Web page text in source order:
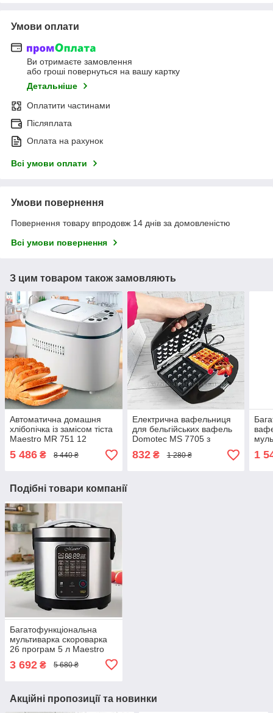
Умови оплати
Ви отримаєте замовлення
або гроші повернуться на вашу картку
Детальніше
Оплатити частинами
Післяплата
Оплата на рахунок
Всі умови оплати
Умови повернення
Повернення товару впродовж 14 днів за домовленістю
Всі умови повернення
З цим товаром також замовляють
Автоматична домашня
хлібопічка із замісом тіста
Maestro MR 751 12
безглютенового хліба
5 486 ₴ 8 440 ₴
Електрична вафельниця
для бельгійських вафель
Domotec MS 7705 з
антипригарним покриттям
електровафельниця
832₴ 1 280 ₴ 1
Подібні товари компанії
Багатофункціональна
мультиварка скороварка
26 програм 5 л Maestro
пароваркою 700 Вт
3 692 ₴ 5 680 ₴
Акційні пропозиції та новинки